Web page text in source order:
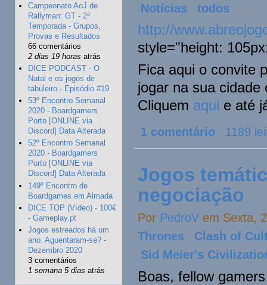
Campeonato AoJ de
Rallyman: GT - 2ª
Temporada - Grupos,
Provas e Resultados
66 comentários
2 dias 19 horas atrás
DICE PODCAST - O
Natal e os jogos de
tabuleiro - Episódio #19
53º Encontro Semanal
2020 - Boardgamers
Porto [ONLINE via
Discord] Data Alterada
52º Encontro Semanal
2020 - Boardgamers
Porto [ONLINE via
Discord] Data Alterada
149º Encontro de
Boardgames em Almada
DICE TOP (Vídeo) - 100€
- Gameplay.pt
Jogos estreados há um
ano. Aguentaram-se? -
Dezembro 2020
3 comentários
1 semana 5 dias atrás
Notícias
todos
http://
style="height:
Fica aqui o convite
jogar na sua
Cliquem aqui e até
1 comentário 1189
Jogos
negociação
Por PedroV em Sexta,
Thrones
Clash of
Sid Meier's
Boas, fellow gamers